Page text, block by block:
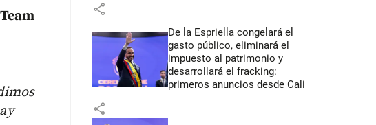
share
De la Espriella congelará el
gasto público, eliminará el
impuesto al patrimonio y
desarrollará el fracking:
primeros anuncios desde Cali
share